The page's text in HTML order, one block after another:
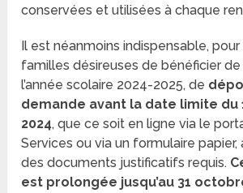
conservées et utilisées à chaque
Il est néanmoins indispensable,
familles désireuses de bénéficier
l’année scolaire 2024-2025, de
demande avant la date limite du
2024, que ce soit en ligne via le
Services ou via un formulaire
des documents justificatifs requis.
est prolongée jusqu’au 31